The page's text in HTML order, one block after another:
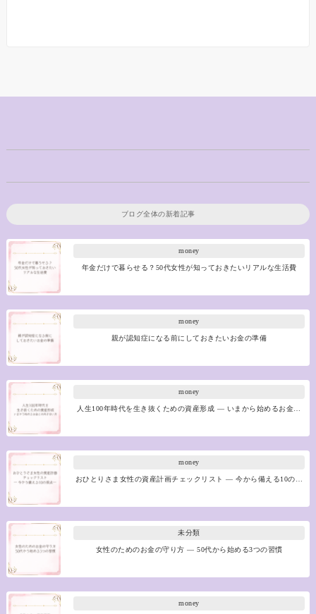
ブログ全体の新着記事
money
年金だけで暮らせる？50代女性が知っておきたいリアルな生活費
money
親が認知症になる前にしておきたいお金の準備
money
人生100年時代を生き抜くための資産形成 ― いまから始めるお金…
money
おひとりさま女性の資産計画チェックリスト ― 今から備える10の…
未分類
女性のためのお金の守り方 ― 50代から始める3つの習慣
money